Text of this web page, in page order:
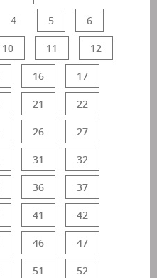
4 5 6
10 11 12
16 17
21 22
26 27
31 32
36 37
41 42
46 47
51 52